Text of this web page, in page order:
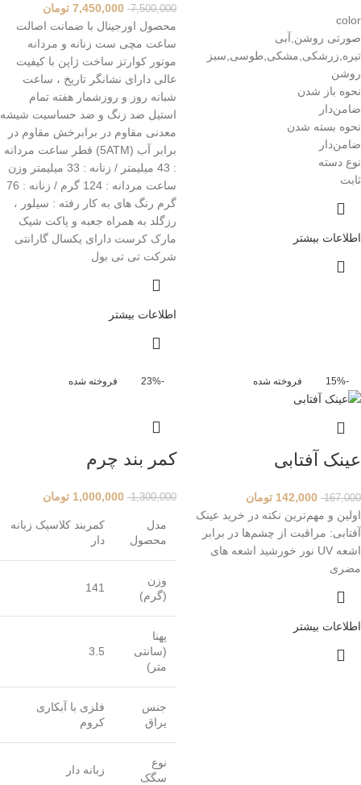
color
صورتی روشن,آبی
تیره,زرشکی,مشکی,طوسی,سبز
روشن
نحوه باز شدن
ضامن‌دار
نحوه بسته شدن
ضامن‌دار
نوع دسته
ثابت
اطلاعات بیشتر
7,500,000
7,450,000 تومان
محصول اورجینال با ضمانت اصالت
ساعت مچی ست زنانه و مردانه
موتور کوارتز ساخت ژاپن با کیفیت
عالی دارای نشانگر تاریخ ، ساعت
شبانه روز و روزشمار هفته تمام
استیل ضد زنگ و ضد حساسیت شیشه
معدنی مقاوم در برابرخش مقاوم در
برابر آب (5ATM) قطر ساعت مردانه
: 43 میلیمتر / زنانه : 33 میلیمتر وزن
ساعت مردانه : 124 گرم / زنانه : 76
گرم رنگ های به کار رفته : سیلور ،
رزگلد به همراه جعبه و پاکت شیک
مارک کرست دارای یکسال گارانتی
شرکت تی تی بول
اطلاعات بیشتر
-15% فروخته شده
عینک آفتابی
167,000
142,000 تومان
اولین و مهم‌ترین نکته در خرید عینک
آفتابی: مراقبت از چشم‌ها در برابر
اشعه UV نور خورشید اشعه های
مضری
اطلاعات بیشتر
-23% فروخته شده
کمر بند چرم
1,300,000
1,000,000 تومان
مدل
محصول
کمربند کلاسیک زبانه
دار
وزن
(گرم)
141
پهنا
(سانتی
متر)
3.5
جنس
یراق
فلزی با آبکاری
کروم
نوع
سگک
زبانه دار